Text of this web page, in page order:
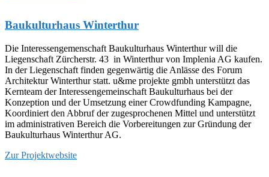
Baukulturhaus Winterthur
Die Interessengemenschaft Baukulturhaus Winterthur will die
Liegenschaft Zürcherstr. 43 in Winterthur von Implenia AG kaufen.
In der Liegenschaft finden gegenwärtig die Anlässe des Forum
Architektur Winterthur statt. u&me projekte gmbh unterstützt das
Kernteam der Interessengemeinschaft Baukulturhaus bei der
Konzeption und der Umsetzung einer Crowdfunding Kampagne,
Koordiniert den Abbruf der zugesprochenen Mittel und unterstützt
im administrativen Bereich die Vorbereitungen zur Gründung der
Baukulturhaus Winterthur AG.
Zur Projektwebsite